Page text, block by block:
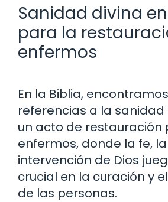
Sanidad divina
para la
enfermos
En la Biblia,
referencias a la
un acto de restauración
enfermos, donde la fe,
intervención de Dios
crucial en la curación y
de las personas.